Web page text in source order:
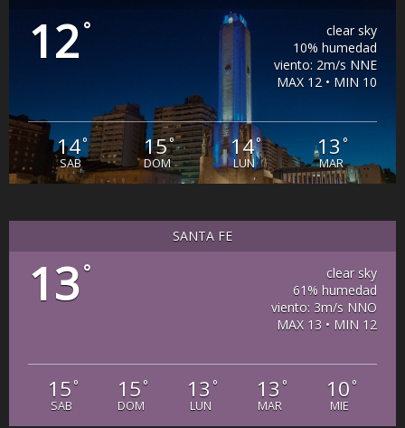
12 °
clear sky
10% humedad
viento: 2m/s NNE
MAX 12 • MIN 10
14°
SAB
15°
DOM
14°
LUN
13 °
MAR
SANTA FE
13°
clear sky
61% humedad
viento: 3m/s NNO
MAX 13 • MIN 12
15 °
SAB
15 °
DOM
13 °
LUN
13 °
MAR
10 °
MIE